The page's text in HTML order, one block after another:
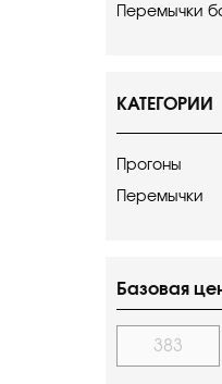
Перемычки
КАТЕГОРИИ
Прогоны
Перемычки
Базовая